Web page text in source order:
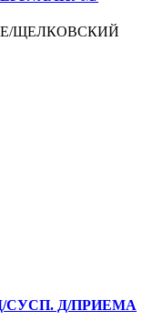
ЩЕЛКОВСКИЙ
СУСП. Д/ПРИЕМА